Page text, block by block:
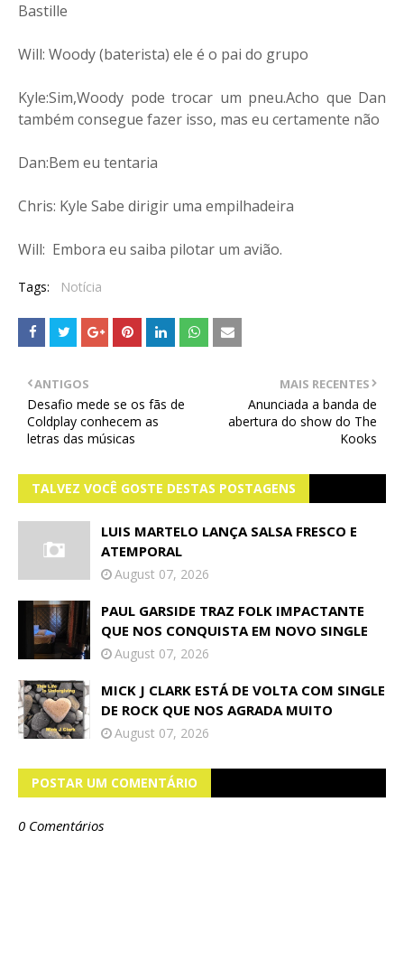
Bastille
Will: Woody (baterista) ele é o pai do grupo
Kyle:Sim,Woody pode trocar um pneu.Acho que Dan
também consegue fazer isso, mas eu certamente não
Dan:Bem eu tentaria
Chris: Kyle Sabe dirigir uma empilhadeira
Will: Embora eu saiba pilotar um avião.
Tags: Notícia
MAIS RECENTES
Anunciada a banda de
abertura do show do The
Kooks
ANTIGOS
Desafio mede se os fãs de
Coldplay conhecem as
letras das músicas
TALVEZ VOCÊ GOSTE DESTAS POSTAGENS
LUIS MARTELO LANÇA SALSA FRESCO E
ATEMPORAL
August 07, 2026
PAUL GARSIDE TRAZ FOLK IMPACTANTE
QUE NOS CONQUISTA EM NOVO SINGLE
August 07, 2026
MICK J CLARK ESTÁ DE VOLTA COM SINGLE
DE ROCK QUE NOS AGRADA MUITO
August 07, 2026
POSTAR UM COMENTÁRIO
0 Comentários